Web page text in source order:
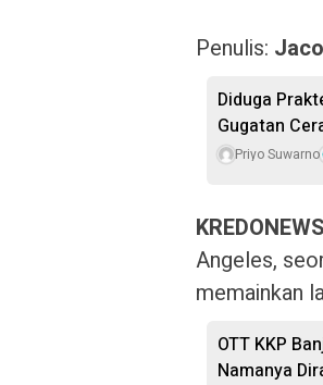
Penulis:
Diduga
Gugatan
Priyo Suwarno
Angeles,
memainkan
OTT KKP
Namanya